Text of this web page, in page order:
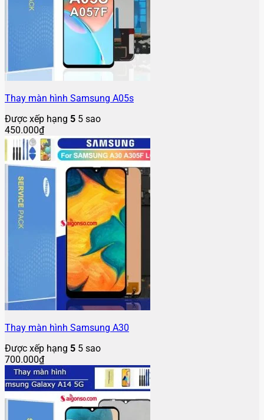
Thay màn hình Samsung A05s
Được xếp hạng 5 5 sao
450.000₫
Thay màn hình Samsung A30
Được xếp hạng 5 5 sao
700.000₫